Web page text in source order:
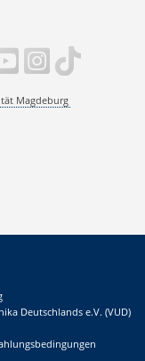
Magdeburg
Deutschlands e.V. (VUD)